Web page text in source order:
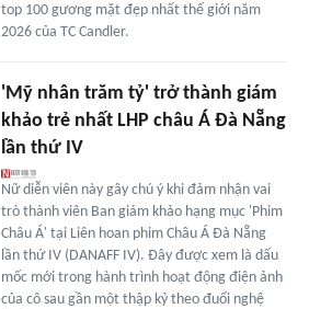
top 100 gương mặt đẹp nhất thế giới năm
2026 của TC Candler.
'Mỹ nhân trăm tỷ' trở thành giám
khảo trẻ nhất LHP châu Á Đà Nẵng
lần thứ IV
Nữ diễn viên này gây chú ý khi đảm nhận vai
trò thành viên Ban giám khảo hạng mục 'Phim
Châu Á' tại Liên hoan phim Châu Á Đà Nẵng
lần thứ IV (DANAFF IV). Đây được xem là dấu
mốc mới trong hành trình hoạt động điện ảnh
của cô sau gần một thập kỷ theo đuổi nghệ